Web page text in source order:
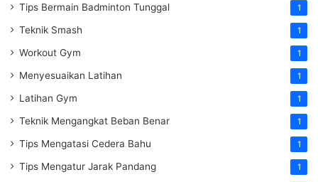
Tips Bermain Badminton Tunggal 1
Teknik Smash 1
Workout Gym 1
Menyesuaikan Latihan 1
Latihan Gym 1
Teknik Mengangkat Beban Benar 1
Tips Mengatasi Cedera Bahu 1
Tips Mengatur Jarak Pandang 1